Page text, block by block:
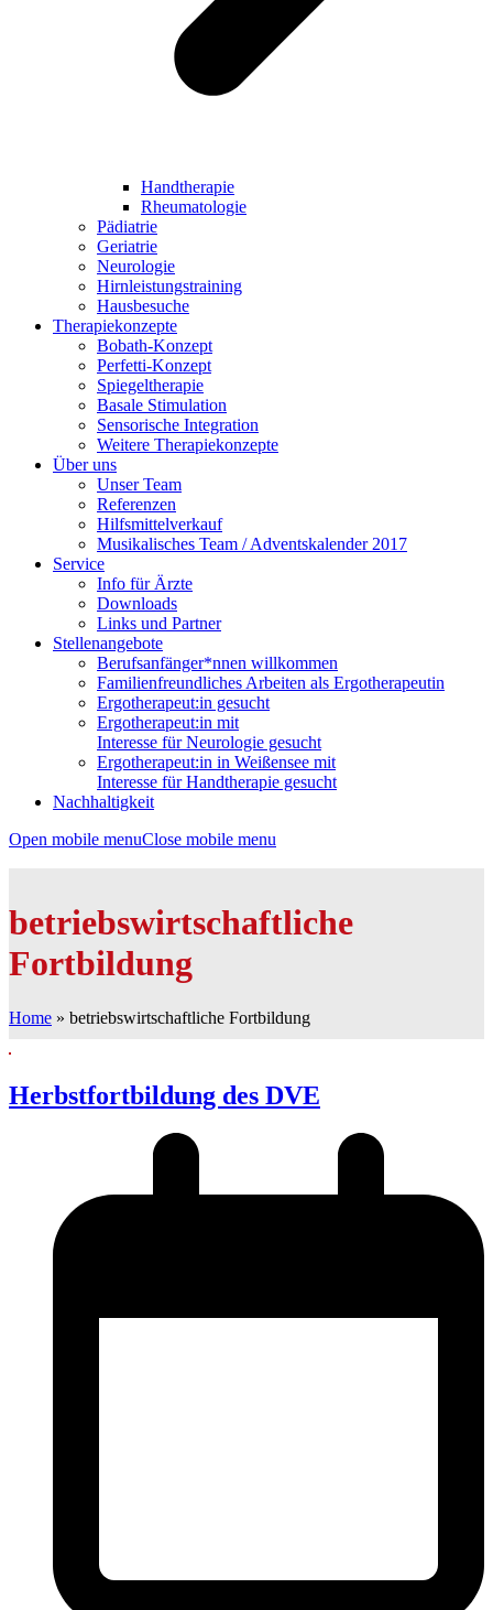
Handtherapie
Rheumatologie
Pädiatrie
Geriatrie
Neurologie
Hirnleistungstraining
Hausbesuche
Therapiekonzepte
Bobath-Konzept
Perfetti-Konzept
Spiegeltherapie
Basale Stimulation
Sensorische Integration
Weitere Therapiekonzepte
Über uns
Unser Team
Referenzen
Hilfsmittelverkauf
Musikalisches Team / Adventskalender 2017
Service
Info für Ärzte
Downloads
Links und Partner
Stellenangebote
Berufsanfänger*nnen willkommen
Familienfreundliches Arbeiten als Ergotherapeutin
Ergotherapeut:in gesucht
Ergotherapeut:in mit
Interesse für Neurologie gesucht
Ergotherapeut:in in Weißensee mit
Interesse für Handtherapie gesucht
Nachhaltigkeit
Open mobile menuClose mobile menu
betriebswirtschaftliche
Fortbildung
Home » betriebswirtschaftliche Fortbildung
Herbstfortbildung des DVE